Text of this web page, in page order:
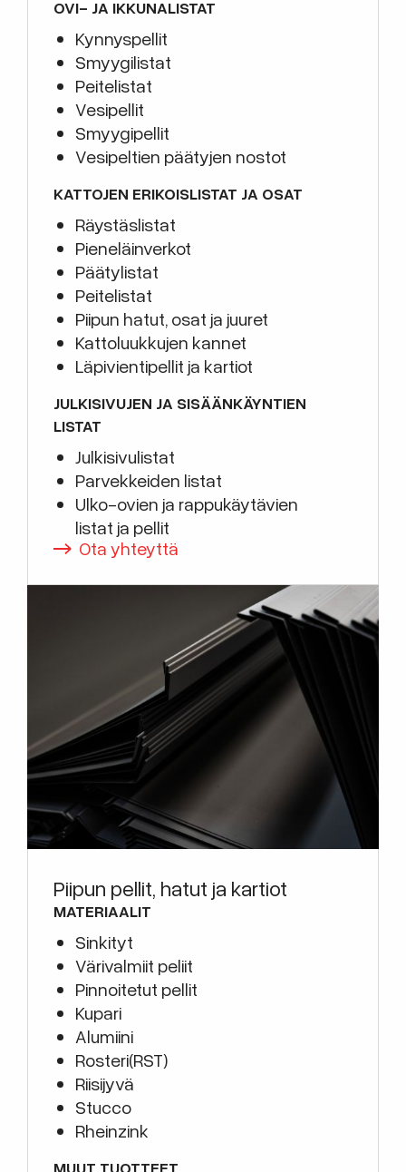
OVI- JA IKKUNALISTAT
Kynnyspellit
Smyygilistat
Peitelistat
Vesipellit
Smyygipellit
Vesipeltien päätyjen nostot
KATTOJEN ERIKOISLISTAT JA OSAT
Räystäslistat
Pieneläinverkot
Päätylistat
Peitelistat
Piipun hatut, osat ja juuret
Kattoluukkujen kannet
Läpivientipellit ja kartiot
JULKISIVUJEN JA SISÄÄNKÄYNTIEN
LISTAT
Julkisivulistat
Parvekkeiden listat
Ulko-ovien ja rappukäytävien
listat ja pellit
Ota yhteyttä
Piipun pellit, hatut ja kartiot
MATERIAALIT
Sinkityt
Värivalmiit peliit
Pinnoitetut pellit
Kupari
Alumiini
Rosteri(RST)
Riisijyvä
Stucco
Rheinzink
MUUT TUOTTEET